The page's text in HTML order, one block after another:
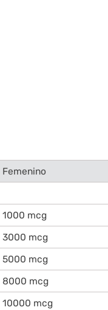
Femenino
1000 mcg
3000 mcg
5000 mcg
8000 mcg
10000 mcg